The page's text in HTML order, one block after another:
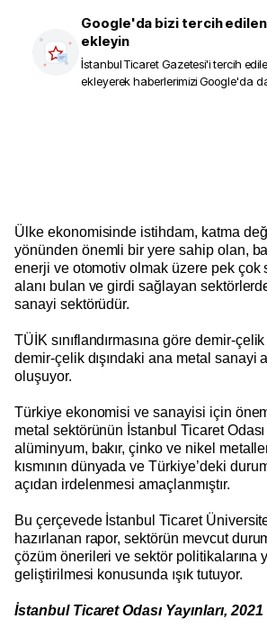
Google'da bizi tercih
ekleyin
İstanbul Ticaret Gazetesi'i tercih
ekleyerek haberlerimizi Google'da
Ülke ekonomisinde istihdam, katma
yönünden önemli bir yere sahip olan,
enerji ve otomotiv olmak üzere pek çok
alanı bulan ve girdi sağlayan
sanayi sektörüdür.
TÜİK sınıflandırmasına göre demir-
demir-çelik dışındaki ana metal sanayi
oluşuyor.
Türkiye ekonomisi ve sanayisi için önem
metal sektörünün İstanbul Ticaret Odası
alüminyum, bakır, çinko ve nikel
kısmının dünyada ve Türkiye’deki
açıdan irdelenmesi amaçlanmıştır.
Bu çerçevede İstanbul Ticaret
hazırlanan rapor, sektörün mevcut
çözüm önerileri ve sektör politikalarına
geliştirilmesi konusunda ışık tutuyor.
İstanbul Ticaret Odası Yayınları, 2021